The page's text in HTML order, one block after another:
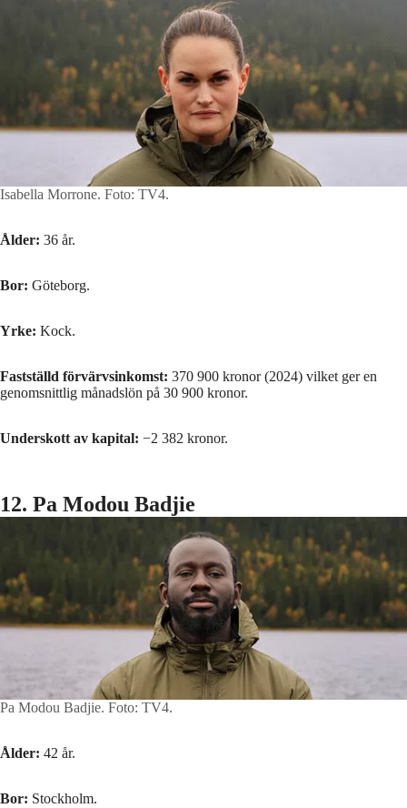
Isabella Morrone. Foto: TV4.
Ålder: 36 år.
Bor: Göteborg.
Yrke: Kock.
Fastställd förvärvsinkomst: 370 900 kronor (2024) vilket ger en
genomsnittlig månadslön på 30 900 kronor.
Underskott av kapital: −2 382 kronor.
12. Pa Modou Badjie
Pa Modou Badjie. Foto: TV4.
Ålder: 42 år.
Bor: Stockholm.